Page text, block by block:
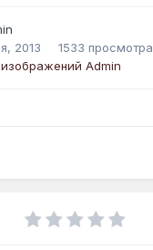
2013
1533 просмотра
Admin